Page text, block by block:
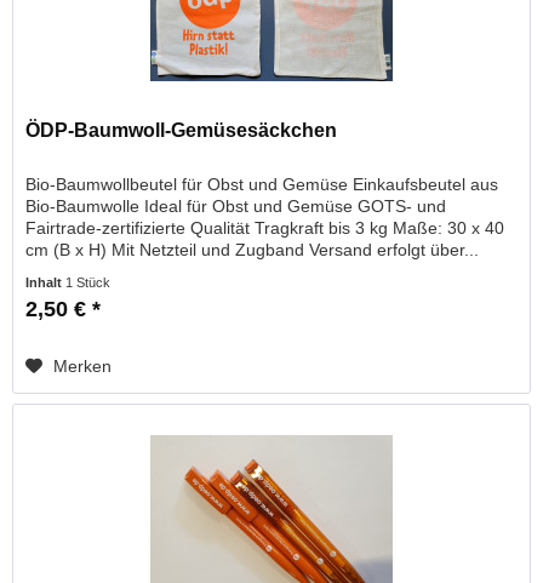
ÖDP-Baumwoll-Gemüsesäckchen
Bio-Baumwollbeutel für Obst und Gemüse Einkaufsbeutel aus
Bio-Baumwolle Ideal für Obst und Gemüse GOTS- und
Fairtrade-zertifizierte Qualität Tragkraft bis 3 kg Maße: 30 x 40
cm (B x H) Mit Netzteil und Zugband Versand erfolgt über...
Inhalt 1 Stück
2,50 € *
Merken